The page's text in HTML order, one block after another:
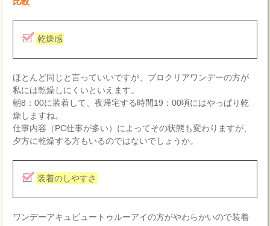
乾燥感
ほとんど同じと言っていいですが、プロクリアワンデーの方が
私には乾燥しにくいといえます。
朝8：00に装着して、夜帰宅する時間19：00頃にはやっぱり乾
燥しますね。
仕事内容（PC仕事が多い）によってその状態も変わりますが、
夕方に乾燥する方もいるのではないでしょうか。
装着のしやすさ
ワンデーアキュビュートゥルーアイの方がやわらかいので装着